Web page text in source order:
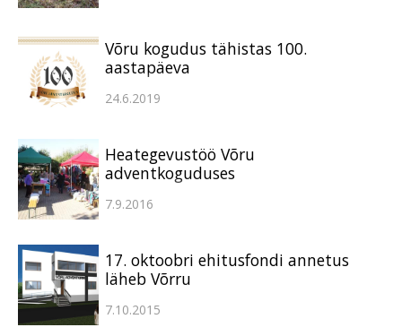
Võru kogudus tähistas 100.
aastapäeva
24.6.2019
Heategevustöö Võru
adventkoguduses
7.9.2016
17. oktoobri ehitusfondi annetus
läheb Võrru
7.10.2015